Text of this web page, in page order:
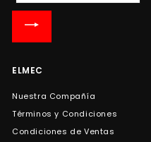
nuestra
lista
ELMEC
Nuestra Compañía
Términos y Condiciones
Condiciones de Ventas